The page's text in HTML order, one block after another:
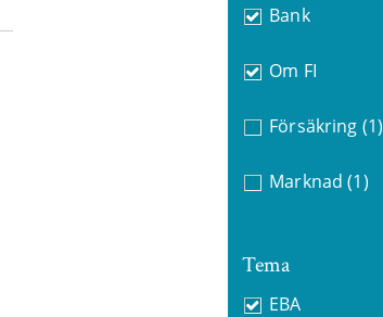
Bank
Om FI
Försäkring (1)
Marknad (1)
Tema
EBA